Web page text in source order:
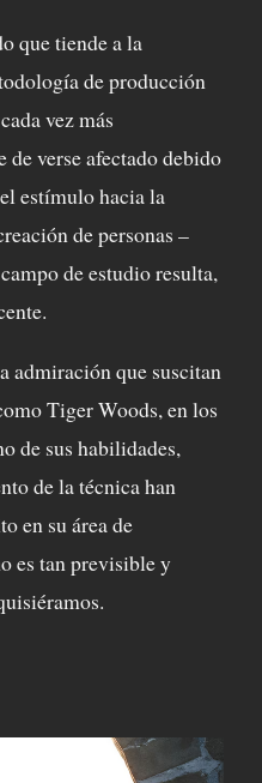
que tiende a la
de producción
vez más
verse afectado debido
estímulo hacia la
de personas –
de estudio resulta,
admiración que suscitan
Tiger Woods, en los
de sus habilidades,
de la técnica han
en su área de
es tan previsible y